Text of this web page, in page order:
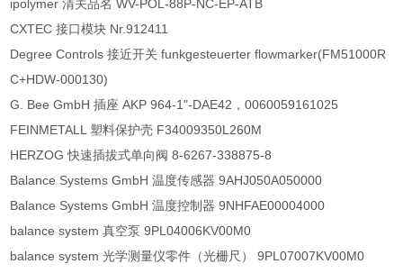
ipolymer 清关品名 WV-POL-88P-NC-EP-ATB
CXTEC 接口模块 Nr.912411
Degree Controls 接近开关 funkgesteuerter flowmarker(FM51000R
C+HDW-000130)
G. Bee GmbH 插座 AKP 964-1"-DAE42，0060059161025
FEINMETALL 塑料保护壳 F34009350L260M
HERZOG 快速插拔式单向阀 8-6267-338875-8
Balance Systems GmbH 温度传感器 9AHJ050A050000
Balance Systems GmbH 温度控制器 9NHFAE00004000
balance system 真空泵 9PL04006KV00M0
balance system 光学测量仪零件（光栅尺） 9PL07007KV00M0